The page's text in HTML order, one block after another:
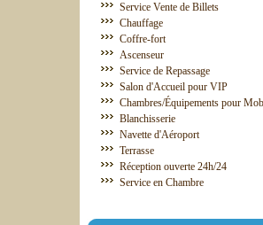
Service Vente de Billets
Chauffage
Coffre-fort
Ascenseur
Service de Repassage
Salon d'Accueil pour VIP
Chambres/Équipements pour
Blanchisserie
Navette d'Aéroport
Terrasse
Réception ouverte 24h/24
Service en Chambre